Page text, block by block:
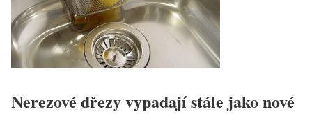
Nerezové dřezy vypadají stále jako nové